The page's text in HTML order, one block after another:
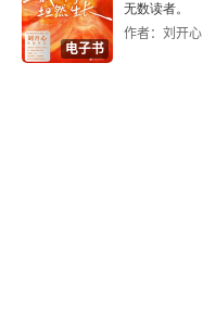
电子书
无数读者。
作者：刘开心